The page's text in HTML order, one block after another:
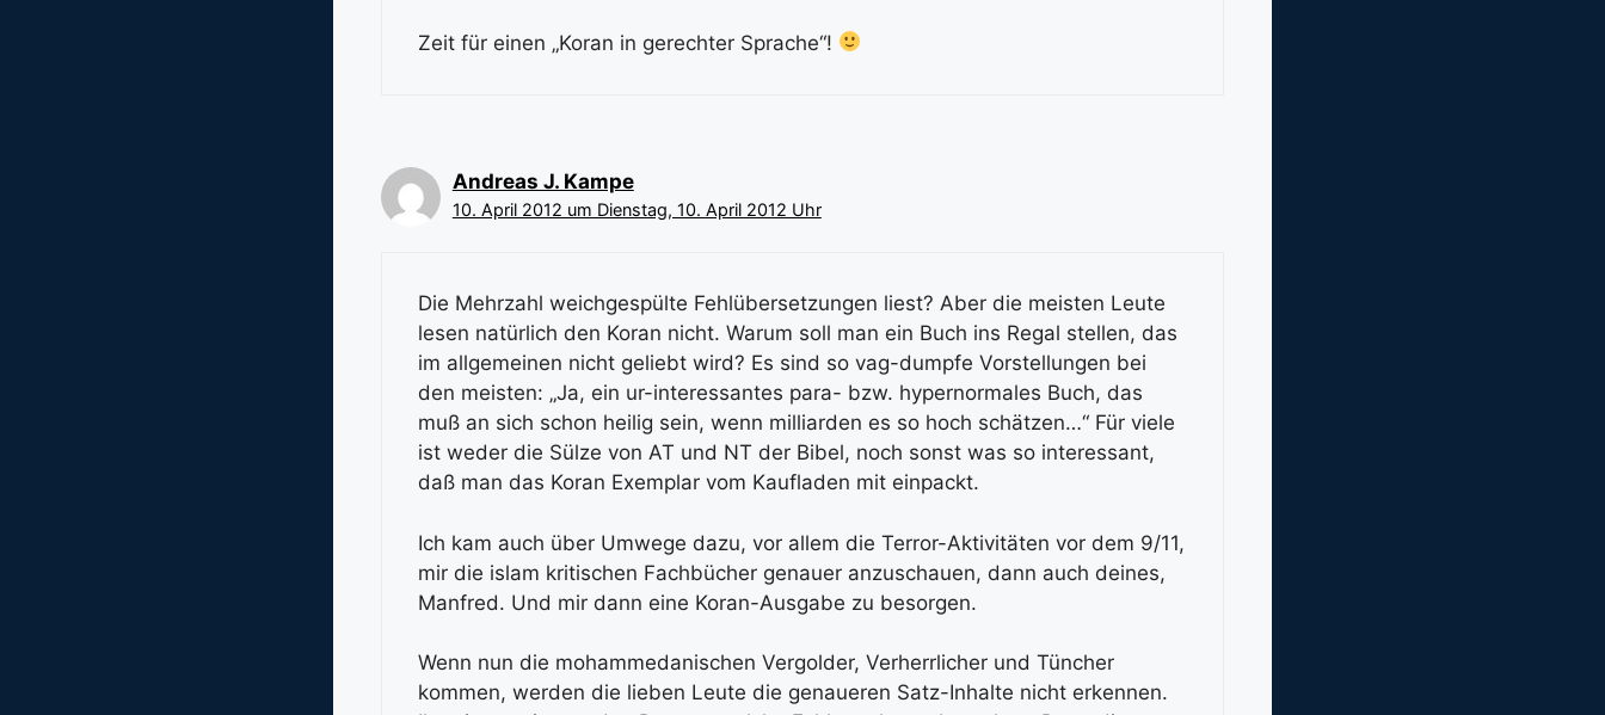
Zeit für einen „Koran in gerechter Sprache“!
Andreas J. Kampe
10. April 2012 um Dienstag, 10. April 2012 Uhr
Die Mehrzahl weichgespülte Fehlübersetzungen liest? Aber die meisten Leute
lesen natürlich den Koran nicht. Warum soll man ein Buch ins Regal stellen, das
im allgemeinen nicht geliebt wird? Es sind so vag-dumpfe Vorstellungen bei
den meisten: „Ja, ein ur-interessantes para- bzw. hypernormales Buch, das
muß an sich schon heilig sein, wenn milliarden es so hoch schätzen…“ Für viele
ist weder die Sülze von AT und NT der Bibel, noch sonst was so interessant,
daß man das Koran Exemplar vom Kaufladen mit einpackt.
Ich kam auch über Umwege dazu, vor allem die Terror-Aktivitäten vor dem 9/11,
mir die islam kritischen Fachbücher genauer anzuschauen, dann auch deines,
Manfred. Und mir dann eine Koran-Ausgabe zu besorgen.
Wenn nun die mohammedanischen Vergolder, Verherrlicher und Tüncher
kommen, werden die lieben Leute die genaueren Satz-Inhalte nicht erkennen.